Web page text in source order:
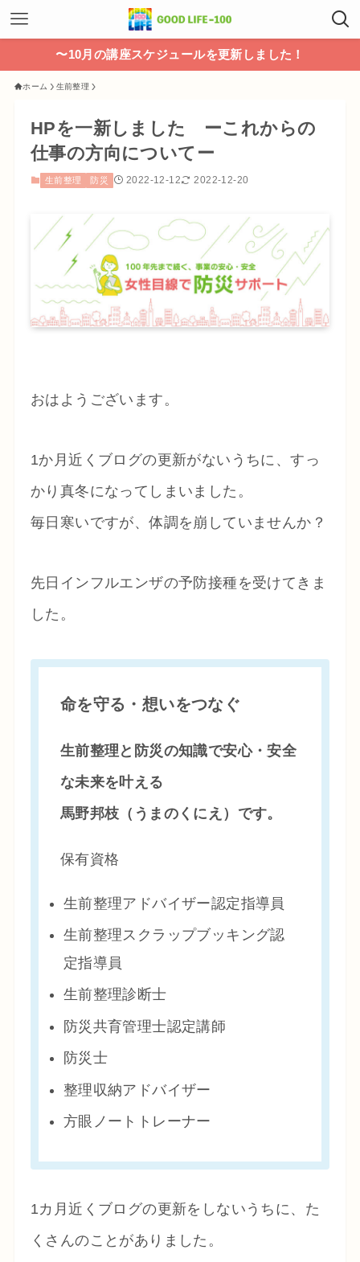
〜10月の講座スケジュールを更新しました！
ホーム 生前整理
HPを一新しました ーこれからの
仕事の方向についてー
生前整理 防災 2022-12-12 2022-12-20
おはようございます。
1か月近くブログの更新がないうちに、すっ
かり真冬になってしまいました。
毎日寒いですが、体調を崩していませんか？
先日インフルエンザの予防接種を受けてきま
した。
命を守る・想いをつなぐ
生前整理と防災の知識で安心・安全
な未来を叶える
馬野邦枝（うまのくにえ）です。
保有資格
生前整理アドバイザー認定指導員
生前整理スクラップブッキング認
定指導員
生前整理診断士
防災共育管理士認定講師
防災士
整理収納アドバイザー
方眼ノートトレーナー
1カ月近くブログの更新をしないうちに、た
くさんのことがありました。